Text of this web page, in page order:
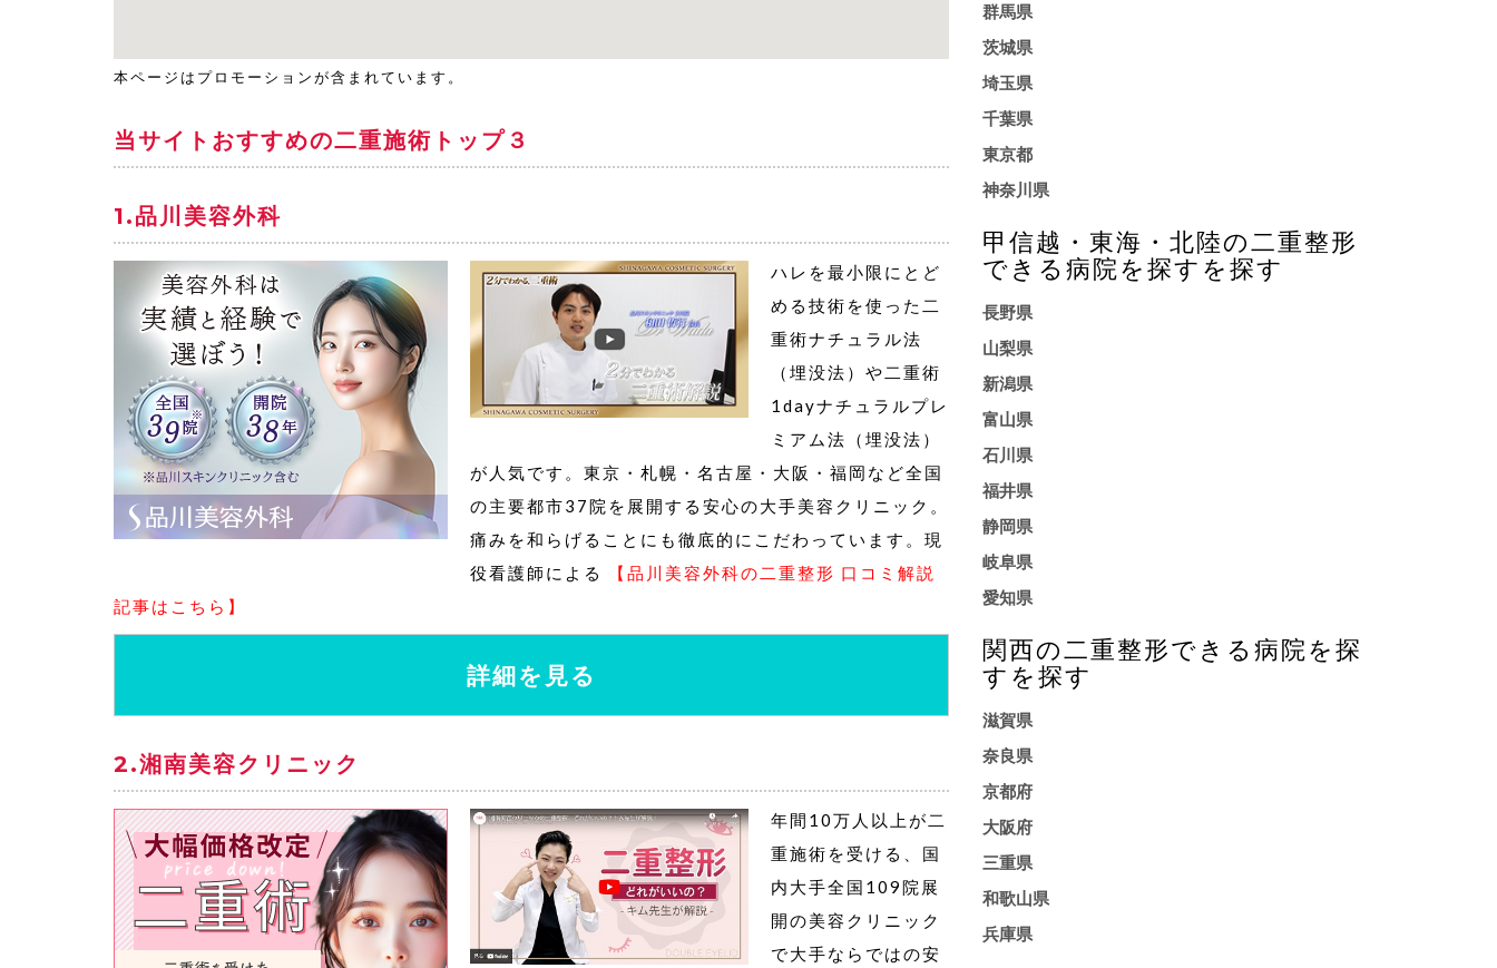
本ページはプロモーションが含まれています。
当サイトおすすめの二重施術トップ３
1.品川美容外科
ハレを最小限にとど
める技術を使った二
重術ナチュラル法
（埋没法）や二重術
1dayナチュラルプレ
ミアム法（埋没法）
が人気です。東京・札幌・名古屋・大阪・福岡など全国
の主要都市37院を展開する安心の大手美容クリニック。
痛みを和らげることにも徹底的にこだわっています。現
役看護師による
【品川美容外科の二重整形 口コミ解説
記事はこちら】
詳細を見る
2.湘南美容クリニック
年間10万人以上が二
重施術を受ける、国
内大手全国109院展
開の美容クリニック
で大手ならではの安
群馬県
茨城県
埼玉県
千葉県
東京都
神奈川県
甲信越・東海・北陸の二重整形
できる病院を探すを探す
長野県
山梨県
新潟県
富山県
石川県
福井県
静岡県
岐阜県
愛知県
関西の二重整形できる病院を探
すを探す
滋賀県
奈良県
京都府
大阪府
三重県
和歌山県
兵庫県